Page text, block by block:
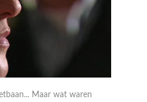
Maar wat waren